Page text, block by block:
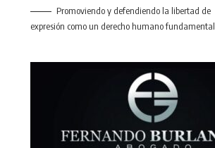
Promoviendo y defendiendo la libertad de
expresión como un derecho humano fundamental.